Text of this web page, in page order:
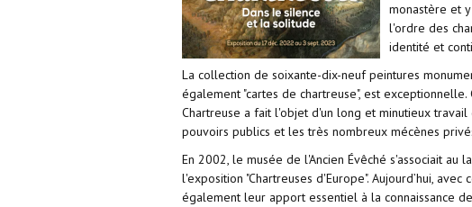
monastère et
l'ordre des
identité et
La collection de soixante-dix-neuf peintures
également "cartes de chartreuse", est
Chartreuse a fait l'objet d'un long et minutieux
pouvoirs publics et les très nombreux mécènes
En 2002, le musée de l'Ancien Évêché s'associait
l'exposition "Chartreuses d'Europe". Aujourd’hui,
également leur apport essentiel à la connaissance